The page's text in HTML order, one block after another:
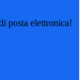
posta elettronica!